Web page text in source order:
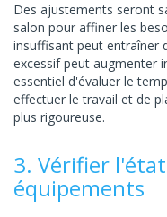
Des ajustements seront
salon pour affiner les
insuffisant peut entraîner
excessif peut augmenter
essentiel d'évaluer le
effectuer le travail et de
plus rigoureuse.
3. Vérifier
équipements